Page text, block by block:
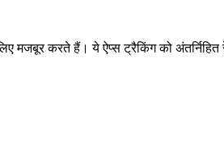
करते हैं। ये ऐप्स ट्रैकिंग को